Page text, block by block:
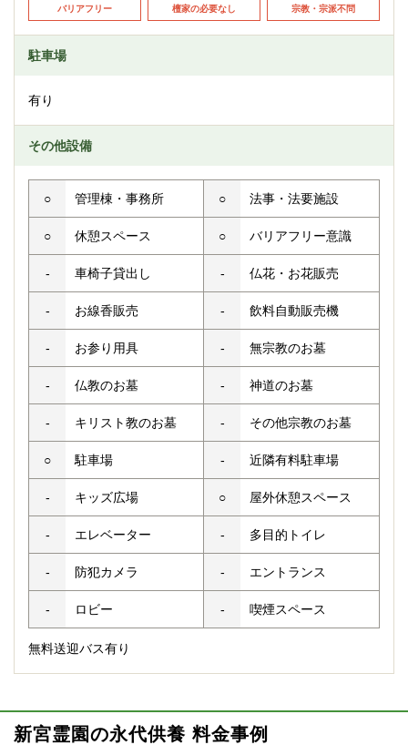
バリアフリー 檀家の必要なし 宗教・宗派不問
駐車場
有り
その他設備
○ 管理棟・事務所 ○ 法事・法要施設
○ 休憩スペース ○ バリアフリー意識
- 車椅子貸出し - 仏花・お花販売
- お線香販売 - 飲料自動販売機
- お参り用具 - 無宗教のお墓
- 仏教のお墓 - 神道のお墓
- キリスト教のお墓 - その他宗教のお墓
○ 駐車場 - 近隣有料駐車場
- キッズ広場 ○ 屋外休憩スペース
- エレベーター - 多目的トイレ
- 防犯カメラ - エントランス
- ロビー - 喫煙スペース
無料送迎バス有り
新宮霊園の永代供養 料金事例